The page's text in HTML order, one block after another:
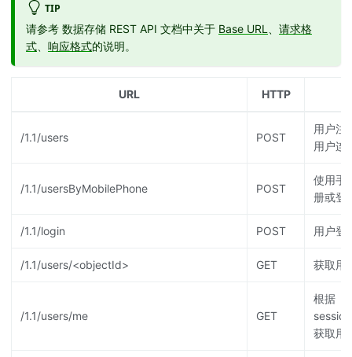
TIP
请参考 数据存储 REST API 文档中关于 Base URL、 请求格
式、 响应格式的说明。
URL HTTP
/1.1/users POST
用户注
用户连
/1.1/usersByMobilePhone POST
使用手
册或登
/1.1/login POST 用户登
/1.1/users/<objectId> GET 获取用
/1.1/users/me GET
根据
获取用